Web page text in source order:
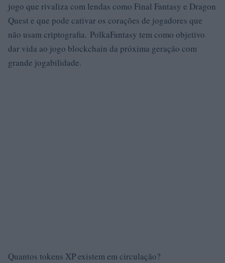
jogo que rivaliza com lendas como Final Fantasy e Dragon
Quest e que pode cativar os corações de jogadores que
não usam criptografia. PolkaFantasy tem como objetivo
dar vida ao jogo blockchain da próxima geração com
grande jogabilidade.
Quantos tokens XP existem em circulação?